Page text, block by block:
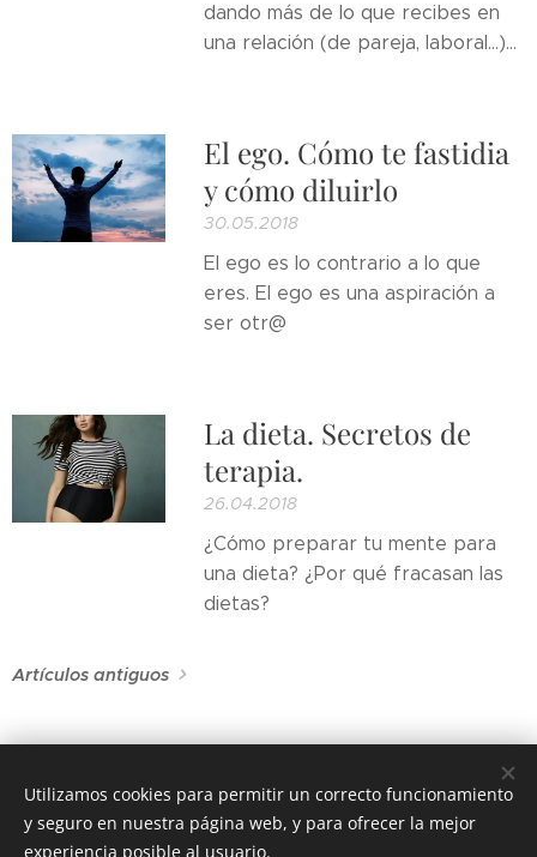
dando más de lo que recibes en
una relación (de pareja, laboral...)...
El ego. Cómo te fastidia
y cómo diluirlo
30.05.2018
El ego es lo contrario a lo que
eres. El ego es una aspiración a
ser otr@
La dieta. Secretos de
terapia.
26.04.2018
¿Cómo preparar tu mente para
una dieta? ¿Por qué fracasan las
dietas?
Artículos antiguos
Utilizamos cookies para permitir un correcto funcionamiento
y seguro en nuestra página web, y para ofrecer la mejor
experiencia posible al usuario.